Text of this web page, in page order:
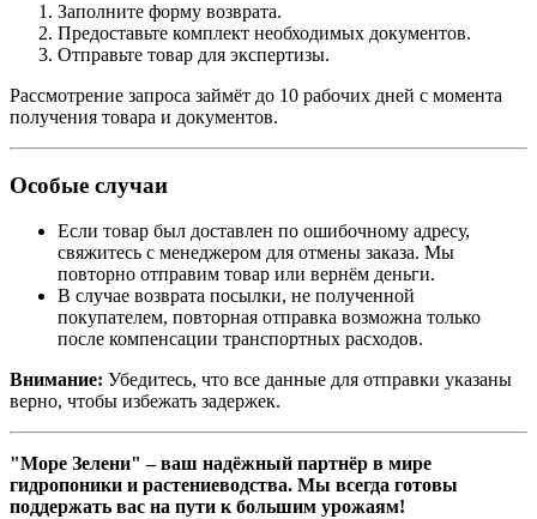
Заполните форму возврата.
Предоставьте комплект необходимых документов.
Отправьте товар для экспертизы.
Рассмотрение запроса займёт до 10 рабочих дней с момента
получения товара и документов.
Особые случаи
Если товар был доставлен по ошибочному адресу,
свяжитесь с менеджером для отмены заказа. Мы
повторно отправим товар или вернём деньги.
В случае возврата посылки, не полученной
покупателем, повторная отправка возможна только
после компенсации транспортных расходов.
Внимание: Убедитесь, что все данные для отправки указаны
верно, чтобы избежать задержек.
"Море Зелени" – ваш надёжный партнёр в мире
гидропоники и растениеводства. Мы всегда готовы
поддержать вас на пути к большим урожаям!